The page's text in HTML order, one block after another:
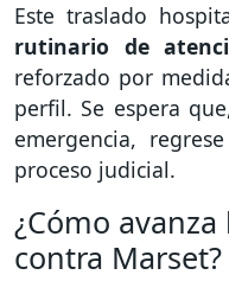
Este traslado
rutinario de
reforzado por
perfil. Se espera
emergencia,
proceso judicial.
¿Cómo
contra Marset?